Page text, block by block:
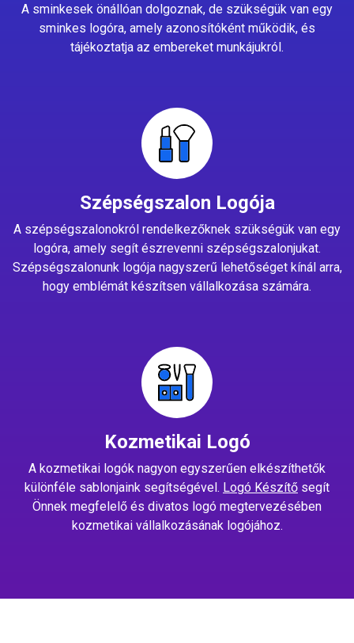
A sminkesek önállóan dolgoznak, de szükségük van egy
sminkes logóra, amely azonosítóként működik, és
tájékoztatja az embereket munkájukról.
Szépségszalon Logója
A szépségszalonokról rendelkezőknek szükségük van egy
logóra, amely segít észrevenni szépségszalonjukat.
Szépségszalonunk logója nagyszerű lehetőséget kínál arra,
hogy emblémát készítsen vállalkozása számára.
Kozmetikai Logó
A kozmetikai logók nagyon egyszerűen elkészíthetők
különféle sablonjaink segítségével. Logó Készítő segít
Önnek megfelelő és divatos logó megtervezésében
kozmetikai vállalkozásának logójához.